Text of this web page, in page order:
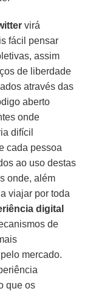
virá
fácil pensar
assim
de liberdade
através das
aberto
onde
difícil
cada pessoa
ao uso destas
onde, além
viajar por toda
digital
de
mercado.
que os